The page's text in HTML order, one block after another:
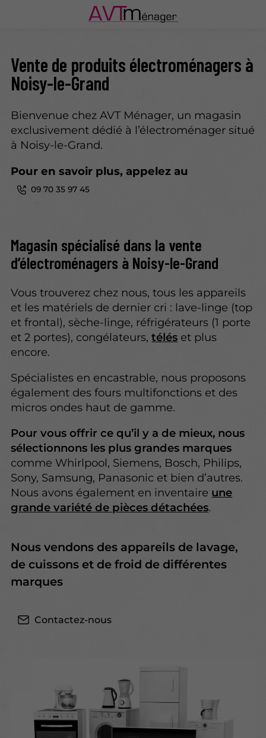
Vente de produits électroménagers à
Noisy-le-Grand
Bienvenue chez AVT Ménager, un magasin
exclusivement dédié à l’électroménager situé
à Noisy-le-Grand.
Pour en savoir plus, appelez au
09 70 35 97 45
Magasin spécialisé dans la vente
d’électroménagers à Noisy-le-Grand
Vous trouverez chez nous, tous les appareils
et les matériels de dernier cri : lave-linge (top
et frontal), sèche-linge, réfrigérateurs (1 porte
et 2 portes), congélateurs,télés et plus
encore.
Spécialistes en encastrable, nous proposons
également des fours multifonctions et des
micros ondes haut de gamme.
Pour vous offrir ce qu’il y a de mieux, nous
sélectionnons les plus grandes marques
comme Whirlpool, Siemens, Bosch, Philips,
Sony, Samsung, Panasonic et bien d’autres.
Nous avons également en inventaire une
grande variété de pièces détachées.
Nous vendons des appareils de lavage,
de cuissons et de froid de différentes
marques
Contactez-nous